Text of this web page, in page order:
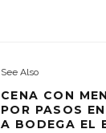
See Also
CENA CON
POR PASOS
A BODEGA EL